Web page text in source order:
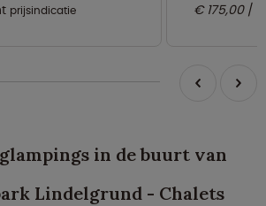
prijsindicatie € 175,00
in de buurt van
Lindelgrund - Chalets